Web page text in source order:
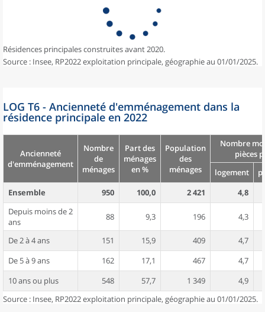
Résidences principales construites avant 2020.
Source : Insee, RP2022 exploitation principale, géographie au 01/01/2025.
LOG T6 - Ancienneté d'emménagement dans la
résidence principale en 2022
Ancienneté
d'emménagement
Nombre
de
ménages
Part des
ménages
en %
Population
des
ménages
Nombre
pièces
logement
Ensemble
950 100,0 2 421
4,8
Depuis moins de 2
ans
88 9,3 196 4,3
De 2 à 4 ans 151 15,9 409
4,7
De 5 à 9 ans
162 17,1 467
4,7
10 ans ou plus
548 57,7 1 349
4,9
Source : Insee, RP2022 exploitation principale, géographie au 01/01/2025.